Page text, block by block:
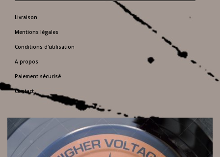
Livraison
Mentions légales
Conditions d'utilisation
A propos
Paiement sécurisé
Contact